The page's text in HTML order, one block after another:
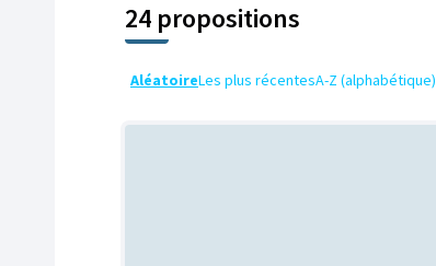
24 propositions
AléatoireLes plus récentesA-Z (alphabétique)